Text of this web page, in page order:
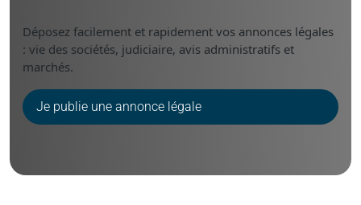
Déposez facilement et rapidement vos annonces légales
: vie des sociétés, judiciaire, avis administratifs et
marchés.
Je publie une annonce légale